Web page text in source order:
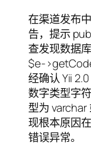
在渠道发布
告，提示
查发现数据
$e-
经确认 Yii
数字类型字
型为 varchar
现根本原因
错误异常。